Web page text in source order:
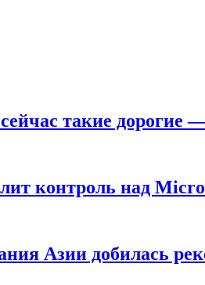
такие дорогие
контроль над
Азии добилась